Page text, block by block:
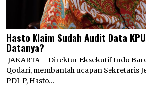
Hasto Klaim Sudah Audit Data
Datanya?
JAKARTA – Direktur Eksekutif Indo
Qodari, membantah ucapan Sekretaris
PDI-P, Hasto…